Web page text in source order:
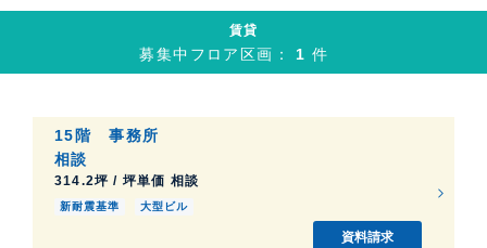
賃貸
募集中フロア区画： 1件
15階事務所
相談
314.2坪 / 坪単価 相談
新耐震基準 大型ビル
資料請求